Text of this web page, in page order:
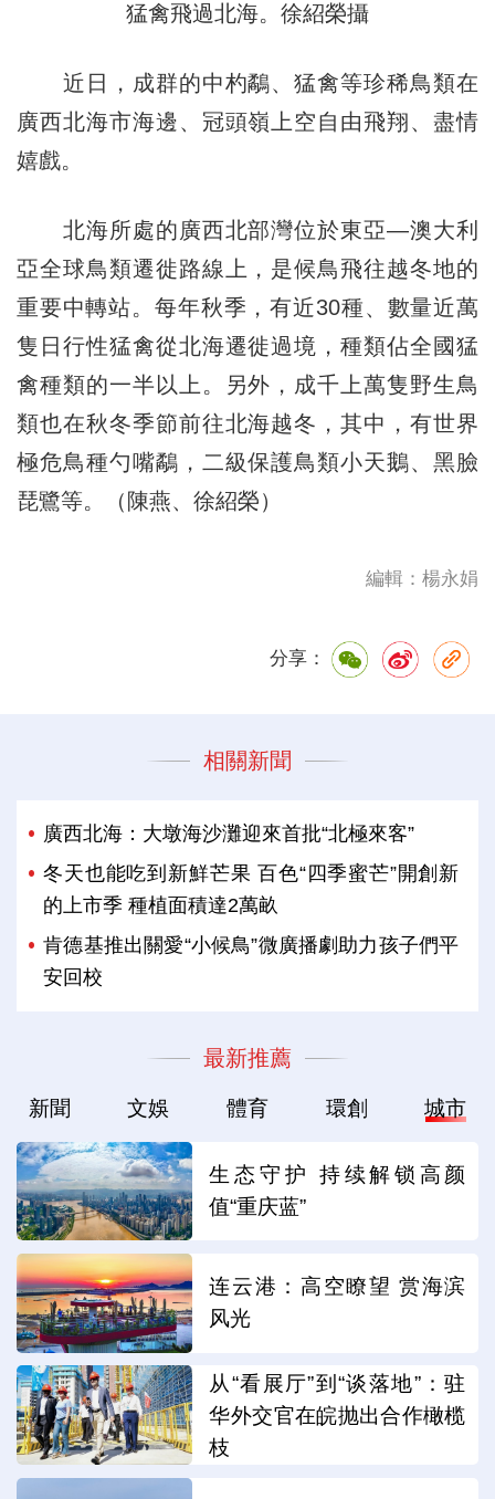
猛禽飛過北海。徐紹榮攝
近日，成群的中杓鷸、猛禽等珍稀鳥類在
廣西北海市海邊、冠頭嶺上空自由飛翔、盡情
嬉戲。
北海所處的廣西北部灣位於東亞—澳大利
亞全球鳥類遷徙路線上，是候鳥飛往越冬地的
重要中轉站。每年秋季，有近30種、數量近萬
隻日行性猛禽從北海遷徙過境，種類佔全國猛
禽種類的一半以上。另外，成千上萬隻野生鳥
類也在秋冬季節前往北海越冬，其中，有世界
極危鳥種勺嘴鷸，二級保護鳥類小天鵝、黑臉
琵鷺等。（陳燕、徐紹榮）
編輯：楊永娟
分享：
相關新聞
廣西北海：大墩海沙灘迎來首批“北極來客”
冬天也能吃到新鮮芒果 百色“四季蜜芒”開創新
的上市季 種植面積達2萬畝
肯德基推出關愛“小候鳥”微廣播劇助力孩子們平
安回校
最新推薦
新聞 文娛 體育 環創 城市
生态守护 持续解锁高颜
值“重庆蓝”
连云港：高空瞭望 赏海滨
风光
从“看展厅”到“谈落地”：驻
华外交官在皖抛出合作橄榄
枝